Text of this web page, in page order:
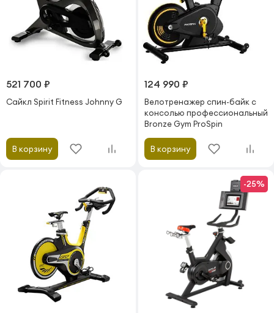
521 700 ₽
Сайкл Spirit Fitness Johnny G
В корзину
124 990 ₽
Велотренажер спин-байк с
консолью профессиональный
Bronze Gym ProSpin
В корзину
-25%